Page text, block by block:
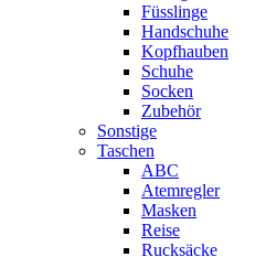
Füsslinge
Handschuhe
Kopfhauben
Schuhe
Socken
Zubehör
Sonstige
Taschen
ABC
Atemregler
Masken
Reise
Rucksäcke